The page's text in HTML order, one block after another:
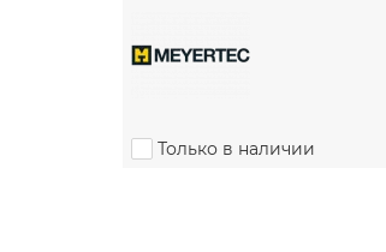
Только в наличии